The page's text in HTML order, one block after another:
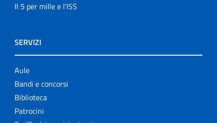
Il 5 per mille e l'ISS
SERVIZI
Aule
Bandi e concorsi
Biblioteca
Patrocini